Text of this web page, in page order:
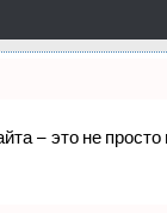
– это не